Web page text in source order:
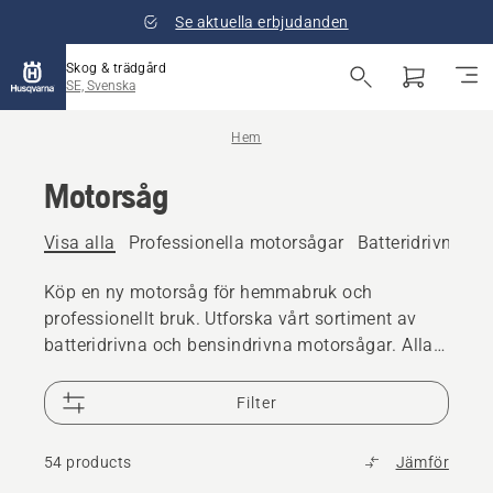
Se aktuella erbjudanden
Skog & trädgård
SE, Svenska
Hem
Motorsåg
Visa alla Professionella motorsågar Batteridrivna
Köp en ny motorsåg för hemmabruk och
professionellt bruk. Utforska vårt sortiment av
batteridrivna och bensindrivna motorsågar. Alla
konstruktion som du förväntar dig av
Husqvarna. Din Husqvarna-motorsåg är byggd
för åratal av pålitlig prestanda. Mer än 10 års
tillgång
och över
Filter
54 products Jämför